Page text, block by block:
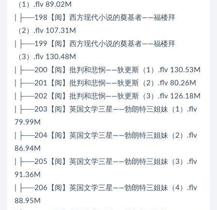
（1）.flv 89.02M
| ├──198【阅】西方现代小说的奠基者——福楼拜
（2）.flv 107.31M
| ├──199【阅】西方现代小说的奠基者——福楼拜
（3）.flv 130.48M
| ├──200【阅】批判和悲悯——狄更斯（1）.flv 130.53M
| ├──201【阅】批判和悲悯——狄更斯（2）.flv 80.26M
| ├──202【阅】批判和悲悯——狄更斯（3）.flv 126.18M
| ├──203【阅】英国文学三星——勃朗特三姐妹（1）.flv
79.99M
| ├──204【阅】英国文学三星——勃朗特三姐妹（2）.flv
86.94M
| ├──205【阅】英国文学三星——勃朗特三姐妹（3）.flv
91.36M
| ├──206【阅】英国文学三星——勃朗特三姐妹（4）.flv
88.95M